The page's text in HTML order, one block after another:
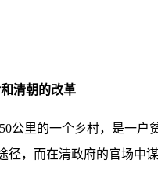
清朝的改革
公里的一个乡村，是一
径，而在清政府的官场中